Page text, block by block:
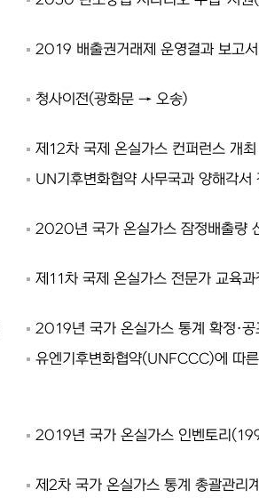
2019 배출권거래제 운영결과 보고
청사이전(광화문 → 오송)
제12차 국제 온실가스 컨퍼런스 개최
UN기후변화협약 사무국과 양해각서
2020년 국가 온실가스 잠정배출량
제11차 국제 온실가스 전문가 교육
2019년 국가 온실가스 통계 확정·공
유엔기후변화협약(UNFCCC)에 따
2019년 국가 온실가스 인벤토리
제2차 국가 온실가스 통계 총괄관